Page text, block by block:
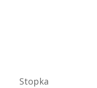
Stopka